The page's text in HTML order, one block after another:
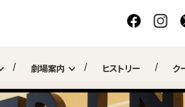
劇場案内 ヒストリー ク